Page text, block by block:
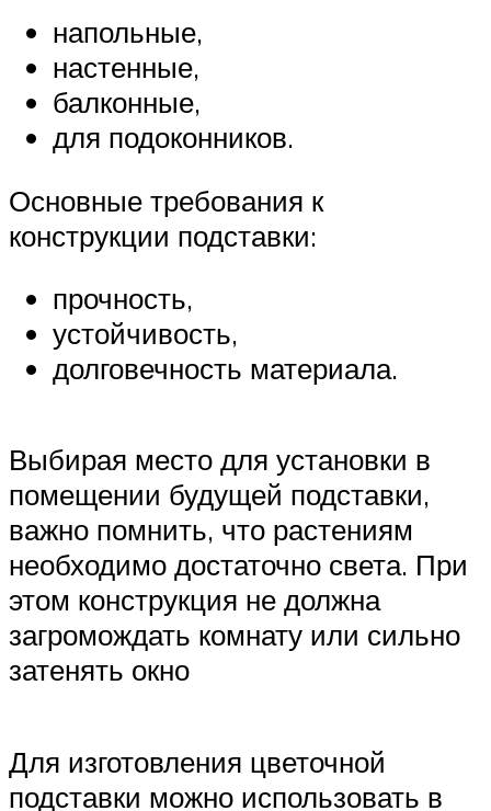
напольные,
настенные,
балконные,
для подоконников.
Основные требования к
конструкции подставки:
прочность,
устойчивость,
долговечность материала.
Выбирая место для установки в
помещении будущей подставки,
важно помнить, что растениям
необходимо достаточно света. При
этом конструкция не должна
загромождать комнату или сильно
затенять окно
Для изготовления цветочной
подставки можно использовать в